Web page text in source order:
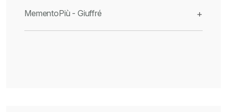
MementoPiù - Giuffré +